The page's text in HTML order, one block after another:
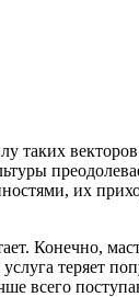
их
Конечно,
теряет
всего